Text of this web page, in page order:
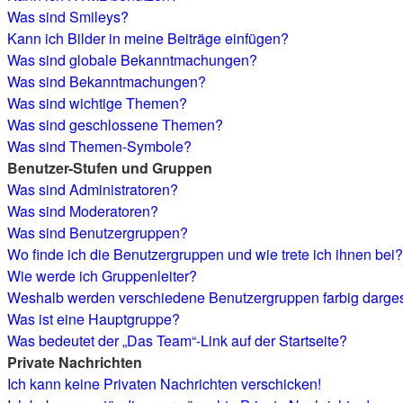
Was sind Smileys?
Kann ich Bilder in meine Beiträge einfügen?
Was sind globale Bekanntmachungen?
Was sind Bekanntmachungen?
Was sind wichtige Themen?
Was sind geschlossene Themen?
Was sind Themen-Symbole?
Benutzer-Stufen und Gruppen
Was sind Administratoren?
Was sind Moderatoren?
Was sind Benutzergruppen?
Wo finde ich die Benutzergruppen und wie trete ich ihnen bei?
Wie werde ich Gruppenleiter?
Weshalb werden verschiedene Benutzergruppen farbig
Was ist eine Hauptgruppe?
Was bedeutet der „Das Team“-Link auf der Startseite?
Private Nachrichten
Ich kann keine Privaten Nachrichten verschicken!